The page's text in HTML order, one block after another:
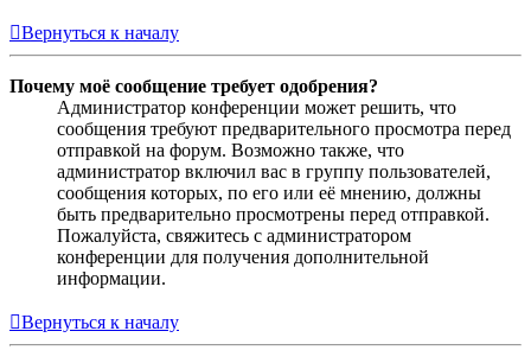
Вернуться к началу
Почему моё сообщение требует одобрения?
Администратор конференции может решить, что
сообщения требуют предварительного просмотра перед
отправкой на форум. Возможно также, что
администратор включил вас в группу пользователей,
сообщения которых, по его или её мнению, должны
быть предварительно просмотрены перед отправкой.
Пожалуйста, свяжитесь с администратором
конференции для получения дополнительной
информации.
Вернуться к началу